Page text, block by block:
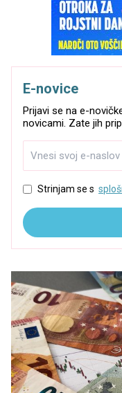
E-novice
Prijavi se na e-
novicami. Zate jih
Strinjam se s